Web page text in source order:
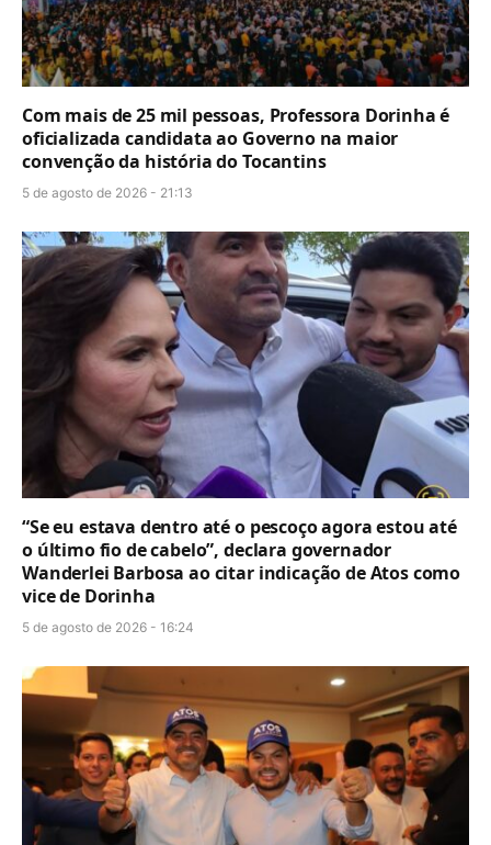
Com mais de 25 mil pessoas, Professora Dorinha é
oficializada candidata ao Governo na maior
convenção da história do Tocantins
5 de agosto de 2026 - 21:13
“Se eu estava dentro até o pescoço agora estou até
o último fio de cabelo”, declara governador
Wanderlei Barbosa ao citar indicação de Atos como
vice de Dorinha
5 de agosto de 2026 - 16:24